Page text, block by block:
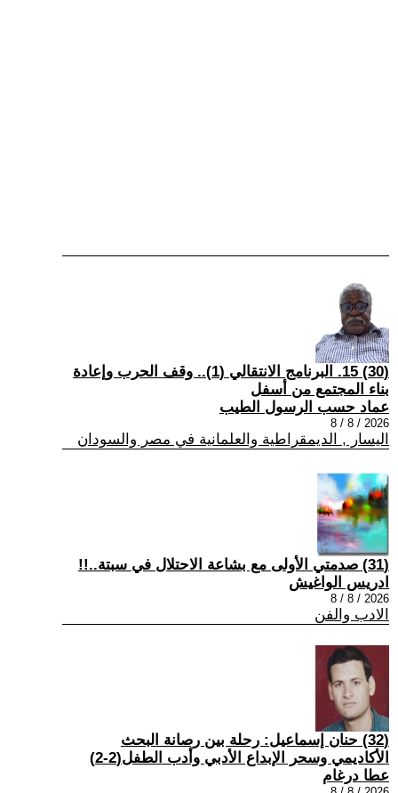
(30) 15. البرنامج الانتقالي (1).. وقف الحرب وإعادة
بناء المجتمع من أسفل
عماد حسب الرسول الطيب
2026 / 8 / 8
اليسار , الديمقراطية والعلمانية في مصر والسودان
(31) صدمتي الأولى مع بشاعة الاحتلال في سبتة..!!
ادريس الواغيش
2026 / 8 / 8
الادب والفن
(32) حنان إسماعيل: رحلة بين رصانة البحث
الأكاديمي وسحر الإبداع الأدبي وأدب الطفل(2-2)
عطا درغام